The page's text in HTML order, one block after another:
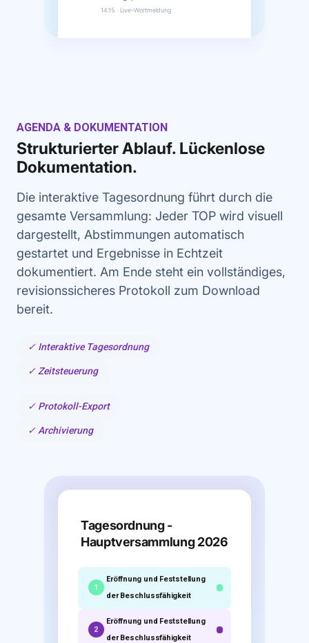
14:15 · Live-Wortmeldung
AGENDA & DOKUMENTATION
Strukturierter Ablauf. Lückenlose
Dokumentation.
Die interaktive Tagesordnung führt durch die
gesamte Versammlung: Jeder TOP wird visuell
dargestellt, Abstimmungen automatisch
gestartet und Ergebnisse in Echtzeit
dokumentiert. Am Ende steht ein vollständiges,
revisionssicheres Protokoll zum Download
bereit.
✓ Interaktive Tagesordnung
✓ Zeitsteuerung
✓ Protokoll-Export
✓ Archivierung
Tagesordnung -
Hauptversammlung 2026
1
Eröffnung und Feststellung
der Beschlussfähigkeit
2
Eröffnung und Feststellung
der Beschlussfähigkeit